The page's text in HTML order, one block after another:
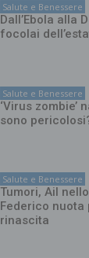
Salute e Benessere
Dall’Ebola alla
focolai
Salute e Benessere
‘Virus zombie’
sono
Salute e Benessere
Tumori, Ail
Federico
rinascita